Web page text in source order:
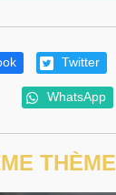
Twitter
WhatsApp
THÈME